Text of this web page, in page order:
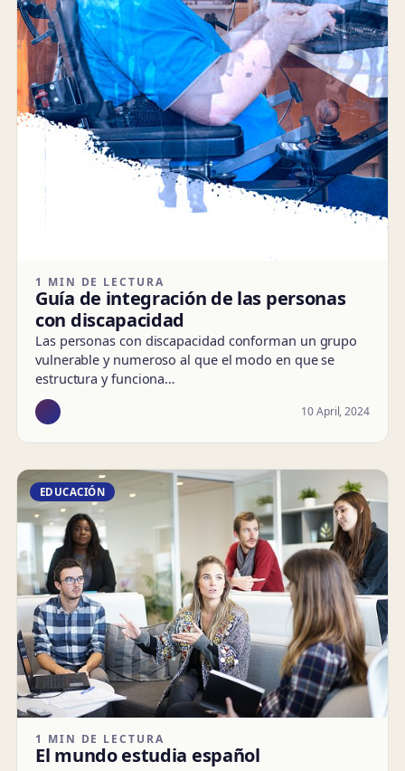
1 MIN DE LECTURA
Guía de integración de las personas
con discapacidad
Las personas con discapacidad conforman un grupo
vulnerable y numeroso al que el modo en que se
estructura y funciona…
10 April, 2024
EDUCACIÓN
1 MIN DE LECTURA
El mundo estudia español